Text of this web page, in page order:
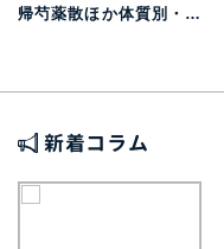
帰芍薬散ほか体質別・冷
新着コラム